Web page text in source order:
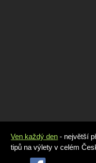
Ven každý den - největší
tipů na výlety v celém